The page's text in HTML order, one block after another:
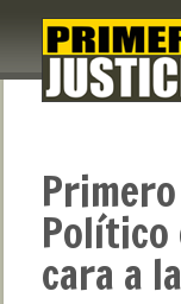
Político
cara a